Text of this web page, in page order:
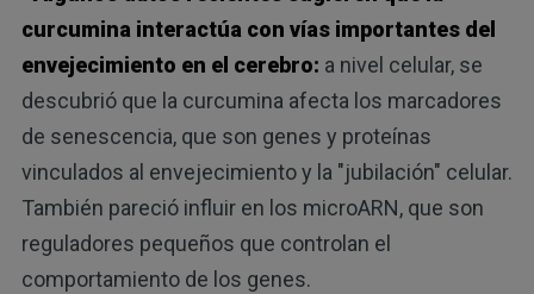
curcumina interactúa con vías importantes del
envejecimiento en el cerebro: a nivel celular, se
descubrió que la curcumina afecta los marcadores
de senescencia, que son genes y proteínas
vinculados al envejecimiento y la "jubilación" celular.
También pareció influir en los microARN, que son
reguladores pequeños que controlan el
comportamiento de los genes.